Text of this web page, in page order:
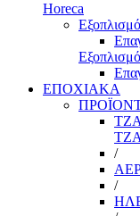
Horeca
ΕΠΟΧΙΑΚΑ
/
/